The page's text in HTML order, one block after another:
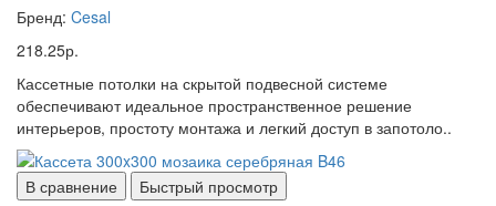
Бренд: Cesal
218.25р.
Кассетные потолки на скрытой подвесной системе
обеспечивают идеальное пространственное решение
интерьеров, простоту монтажа и легкий доступ в запотоло..
В сравнение Быстрый просмотр